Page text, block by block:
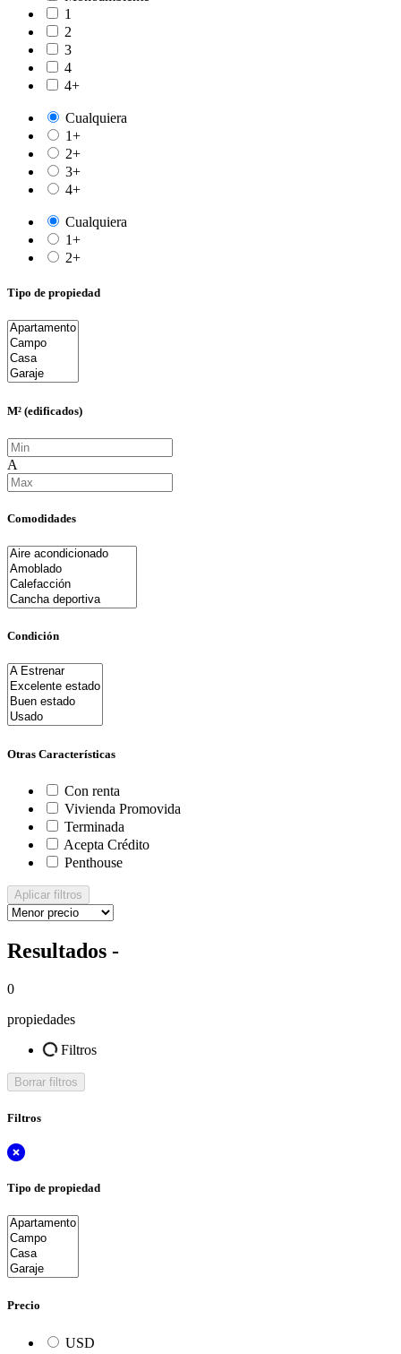
1
2
3
4
4+
Cualquiera
1+
2+
3+
4+
Cualquiera
1+
2+
Tipo de propiedad
M² (edificados)
A
Comodidades
Condición
Otras Características
Con renta
Vivienda Promovida
Terminada
Acepta Crédito
Penthouse
Aplicar filtros
Resultados -
0
propiedades
Filtros
Borrar filtros
Filtros
Tipo de propiedad
Precio
USD